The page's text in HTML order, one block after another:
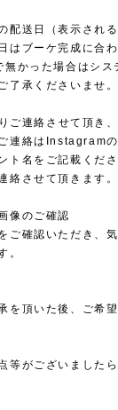
配送日（表示され
はブーケ完成に合
かった場合はシス
了承くださいませ。
連絡させて頂き、
連絡はInstagram
ト名をご記載くだ
絡させて頂きます。
像のご確認
ご確認いただき、
。
を頂いた後、ご希
等がございました